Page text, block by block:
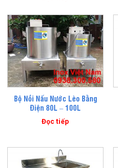
Bộ Nồi Nấu Nước Lèo Bằng
Điện 80L – 100L
Đọc tiếp